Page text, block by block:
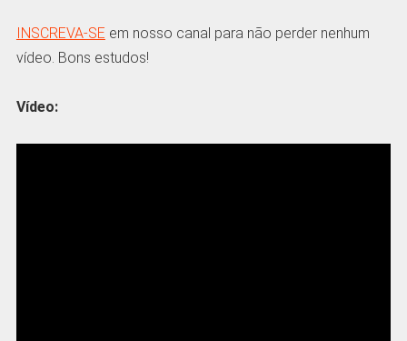
INSCREVA-SE em nosso canal para não perder nenhum
vídeo. Bons estudos!
Vídeo: